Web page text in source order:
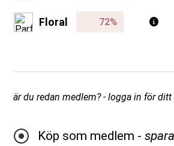
Floral
är du redan medlem? - logga in för ditt
Köp som medlem -